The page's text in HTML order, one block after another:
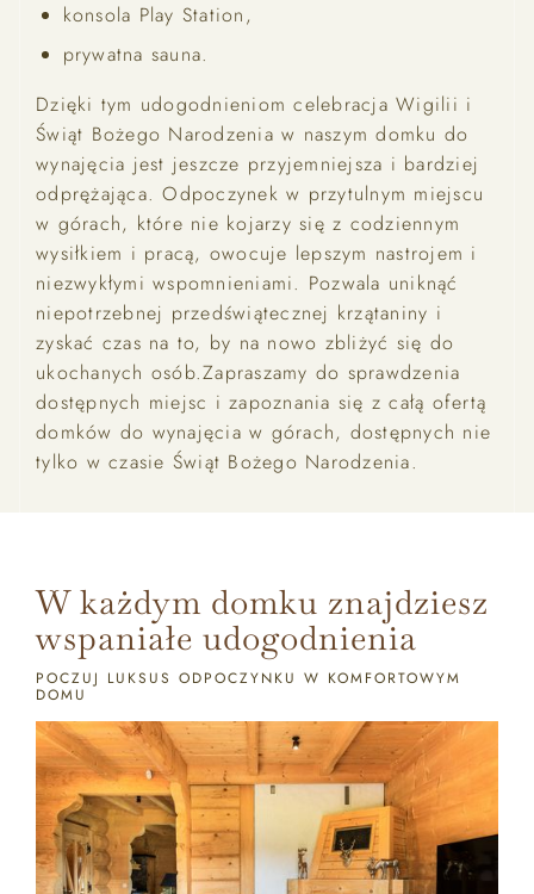
konsola Play Station,
prywatna sauna.
Dzięki tym udogodnieniom celebracja Wigilii i
Świąt Bożego Narodzenia w naszym domku do
wynajęcia jest jeszcze przyjemniejsza i bardziej
odprężająca. Odpoczynek w przytulnym miejscu
w górach, które nie kojarzy się z codziennym
wysiłkiem i pracą, owocuje lepszym nastrojem i
niezwykłymi wspomnieniami. Pozwala uniknąć
niepotrzebnej przedświątecznej krzątaniny i
zyskać czas na to, by na nowo zbliżyć się do
ukochanych osób.Zapraszamy do sprawdzenia
dostępnych miejsc i zapoznania się z całą ofertą
domków do wynajęcia w górach, dostępnych nie
tylko w czasie Świąt Bożego Narodzenia.
W każdym domku znajdziesz
wspaniałe udogodnienia
POCZUJ LUKSUS ODPOCZYNKU W KOMFORTOWYM
DOMU